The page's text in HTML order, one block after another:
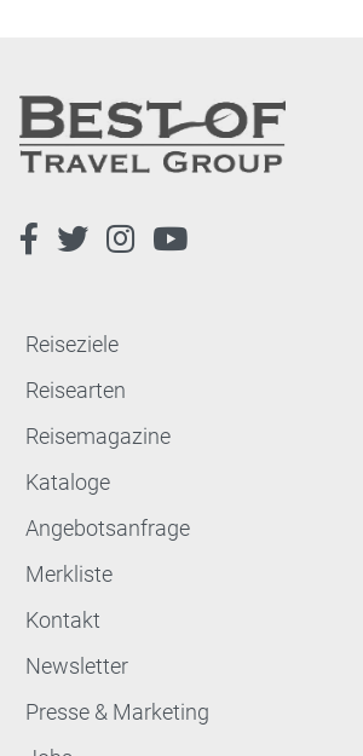
Reiseziele
Reisearten
Reisemagazine
Kataloge
Angebotsanfrage
Merkliste
Kontakt
Newsletter
Presse & Marketing